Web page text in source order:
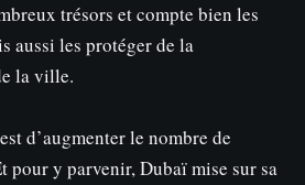
trésors et compte bien les
aussi les protéger de la
la ville.
d’augmenter le nombre de
pour y parvenir, Dubaï mise sur sa